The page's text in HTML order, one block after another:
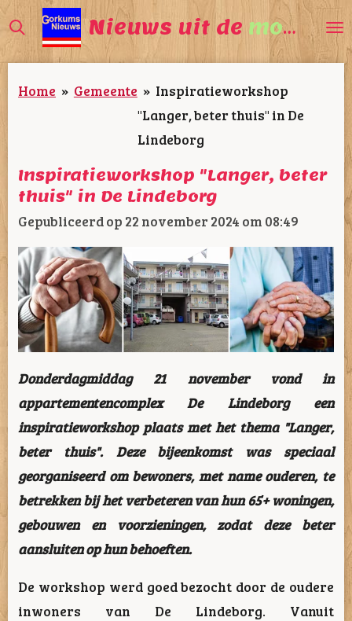
Ga
direct
naar
de
Nieuws uit de mooiste
Home » Gemeente » Inspiratieworkshop
"Langer, beter thuis" in De
Lindeborg
Inspiratieworkshop "Langer, beter
thuis" in De Lindeborg
Gepubliceerd op 22 november 2024 om 08:49
Donderdagmiddag 21 november vond in
appartementencomplex De Lindeborg een
inspiratieworkshop plaats met het thema "Langer,
beter thuis". Deze bijeenkomst was speciaal
georganiseerd om bewoners, met name ouderen, te
betrekken bij het verbeteren van hun 65+ woningen,
gebouwen en voorzieningen, zodat deze beter
aansluiten op hun behoeften.
De workshop werd goed bezocht door de oudere
inwoners van De Lindeborg. Vanuit